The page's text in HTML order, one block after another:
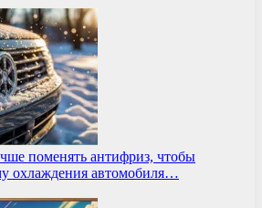
поменять антифриз, чтобы
охлаждения автомобиля…